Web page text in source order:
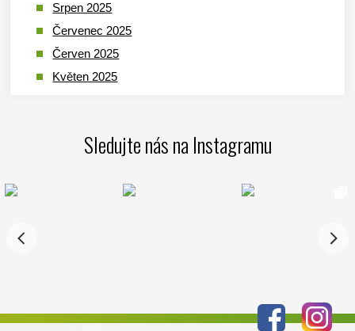
Srpen 2025
Červenec 2025
Červen 2025
Květen 2025
Leden 2025
Listopad 2024
Sledujte nás na Instagramu